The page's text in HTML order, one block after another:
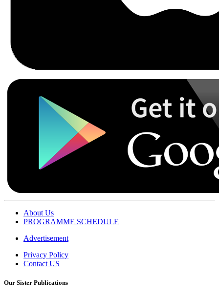
About Us
PROGRAMME SCHEDULE
Advertisement
Privacy Policy
Contact US
Our Sister Publications